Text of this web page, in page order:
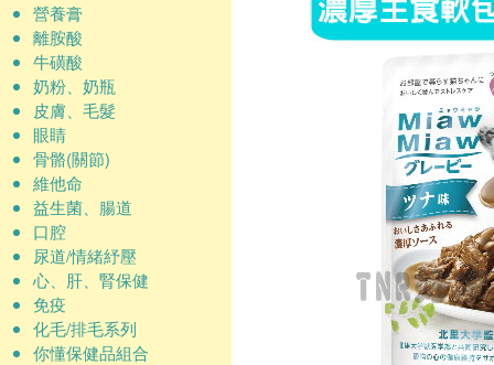
營養膏
離胺酸
牛磺酸
奶粉、奶瓶
皮膚、毛髮
眼睛
骨骼(關節)
維他命
益生菌、腸道
口腔
尿道/情緒紓壓
心、肝、腎保健
免疫
化毛/排毛系列
你懂保健品組合